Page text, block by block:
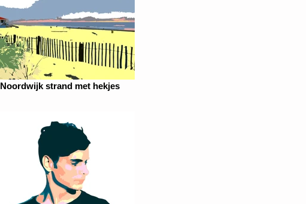
Noordwijk strand met hekjes